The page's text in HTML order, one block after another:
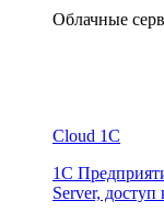
Облачные
Cloud 1C
1С
Server,